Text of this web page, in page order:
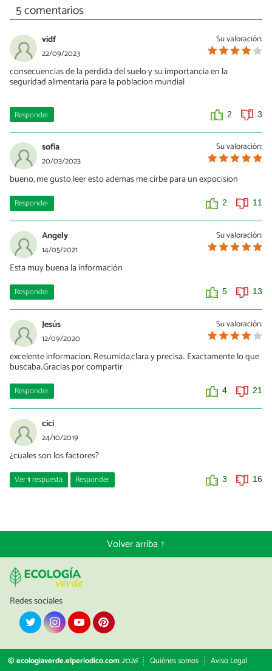
5 comentarios
Su valoración:
vidf
22/09/2023
consecuencias de la perdida del suelo y su importancia en la
seguridad alimentaria para la poblacion mundial
Responder 2 3
Su valoración:
sofia
20/03/2023
bueno, me gusto leer esto ademas me cirbe para un expocision
Responder 2 11
Su valoración:
Angely
14/05/2021
Esta muy buena la información
Responder 5 13
Su valoración:
Jesús
12/09/2020
excelente informacion. Resumida,clara y precisa.. Exactamente lo que
buscaba..Gracias por compartir
Responder 4 21
cici
24/10/2019
¿cuales son los factores?
Ver1respuesta Responder 3 16
Volver arriba ↑
Redes sociales
© ecologiaverde.elperiodico.com2026 Quiénes somos
Aviso Legal